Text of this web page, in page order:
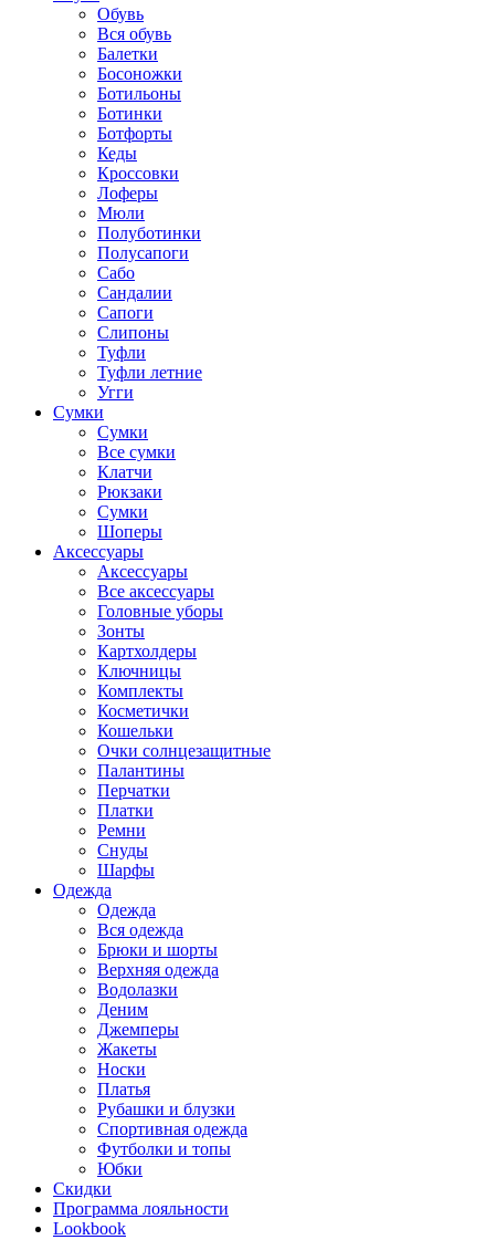
Обувь
Вся обувь
Балетки
Босоножки
Ботильоны
Ботинки
Ботфорты
Кеды
Кроссовки
Лоферы
Мюли
Полуботинки
Полусапоги
Сабо
Сандалии
Сапоги
Слипоны
Туфли
Туфли летние
Угги
Сумки
Сумки
Все сумки
Клатчи
Рюкзаки
Сумки
Шоперы
Аксессуары
Аксессуары
Все аксессуары
Головные уборы
Зонты
Картхолдеры
Ключницы
Комплекты
Косметички
Кошельки
Очки солнцезащитные
Палантины
Перчатки
Платки
Ремни
Снуды
Шарфы
Одежда
Одежда
Вся одежда
Брюки и шорты
Верхняя одежда
Водолазки
Деним
Джемперы
Жакеты
Носки
Платья
Рубашки и блузки
Спортивная одежда
Футболки и топы
Юбки
Скидки
Программа лояльности
Lookbook